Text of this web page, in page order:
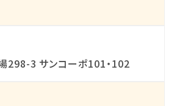
298-3 サンコーポ101・102